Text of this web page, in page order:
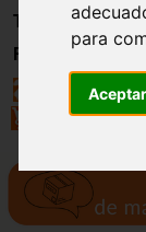
para
Aceptar
Trabajo
Registro